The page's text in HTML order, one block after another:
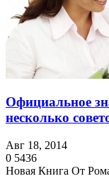
Официальное
несколько
Авг 18, 2014
0 5436
Новая Книга От